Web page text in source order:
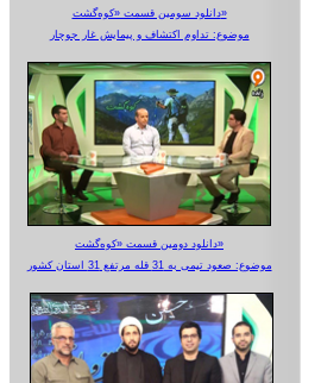
دانلود سومین قسمت «کوه‌گشت»
موضوع: تداوم اکتشاف و پیمایش غار جوجار
دانلود دومین قسمت «کوه‌گشت»
موضوع: صعود تیمی به 31 قله مرتفع 31 استان کشور